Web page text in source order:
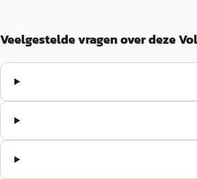
Veelgestelde vragen over deze